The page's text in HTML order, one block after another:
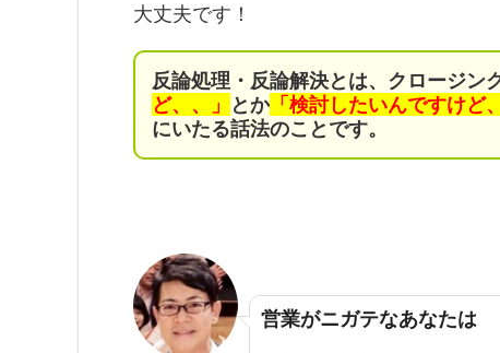
大丈夫です！
反論処理・反論解決とは、クロージン
ど、、」
とか 「検討したいんですけど
にいたる話法のことです。
営業がニガテなあなたは